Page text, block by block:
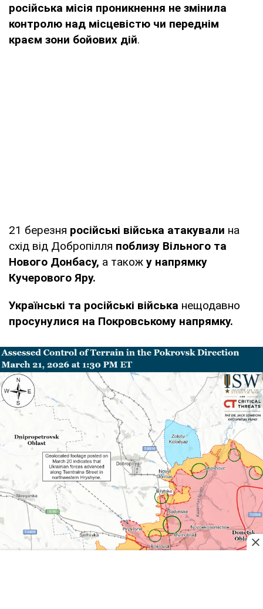
російська місія проникнення не змінила
контролю над місцевістю чи переднім
краєм зони бойових дій.
21 березня російські війська атакували на
схід від Добропілля поблизу Вільного та
Нового Донбасу, а також у напрямку
Кучерового Яру.
Українські та російські війська нещодавно
просунулися на Покровському напрямку.